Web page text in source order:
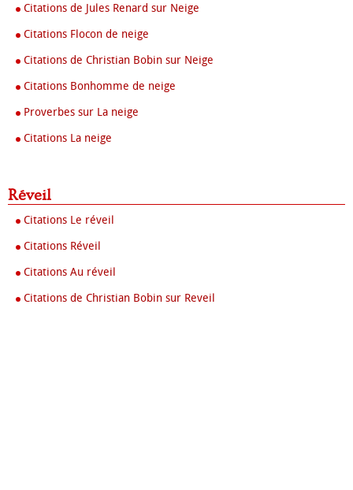
Citations de Jules Renard sur Neige
Citations Flocon de neige
Citations de Christian Bobin sur Neige
Citations Bonhomme de neige
Proverbes sur La neige
Citations La neige
Réveil
Citations Le réveil
Citations Réveil
Citations Au réveil
Citations de Christian Bobin sur Reveil